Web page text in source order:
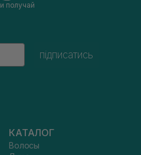
и получай
підписатись
КАТАЛОГ
Волосы